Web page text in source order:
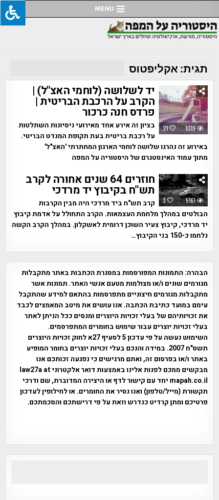
to
content
MENU
תגית:אקליפטוס
21 1019
יד לשלושה (לוחמי האצ"ל) |
הקרב על הרכבת הבריטית |
פרדס חנה כרכור
בציון זה אירע אחד מאירועי ניסיונות השתלטות
על רכבת בריטית בעת תקופת המנדט הבריטי.
באירוע זה נהרגו שלושה לוחמי הארגון המחתרתי 'האצ"ל'
מתוך עמוד האינסטגרם של היסטוריה על המפה
3 5161
חוזרים 64 שנים אחורה לקרב
תש"ח בקיבוץ יד מרדכי
קרב תש"ח ביד מרדכי היה מבין הקרבות
הבולטים במהלך מלחמת העצמאות. הקרב התחולל על אדמת קיבוץ
יד מרדכי, קיבוץ צעיר השוכן דרומית לאשקלון. במהלך הקרב הקשה
נלחמו כ-150 בני הקיבוץ…
הבהרה: התמונות המפורסמות במסגרת הכתבות באתר מתקבלות
מגורמים שונים ו/או מצולמות מטעם אנשי האתר. תמונות אשר
מתקבלות מגורמים חיצוניים מתפרסמות בהתאם למידע שהתקבל
עימם במועד כתיבת הכתבה. אנו עושים את מיטב המאמצים לכבד
את זכויותיהם של בעלי זכויות היוצרים ומנסים ככל הניתן לאתר
בעלי זכויות יוצרים עבור שימוש בחומרים המתפרסמים.
השימוש נעשה על פי עדכון 5 לסעיף 27א לחוק זכויות היוצרים
תשס"ח 2007. במידה והנכם בעלי זכויות יוצרים בחומר המופיע
באתר ו/או בפרסום זה, ואתם מרגישים כי נפגעה זכותכם אנו
מבקשים ממכם לפנות אלינו באמצעות דואר אלקטרוני law27a at
mapah.co.il יחד עם קישור לדף או היצירה המדוברת, שם ודרכי
תקשורת (מייל/טלפון) ואנו נסיר את החומרים. או לחילופין לעדכון
פרטיכם ומתן קרדיט כנדרש וזאת על פי דרישתכם והסכמתכם.